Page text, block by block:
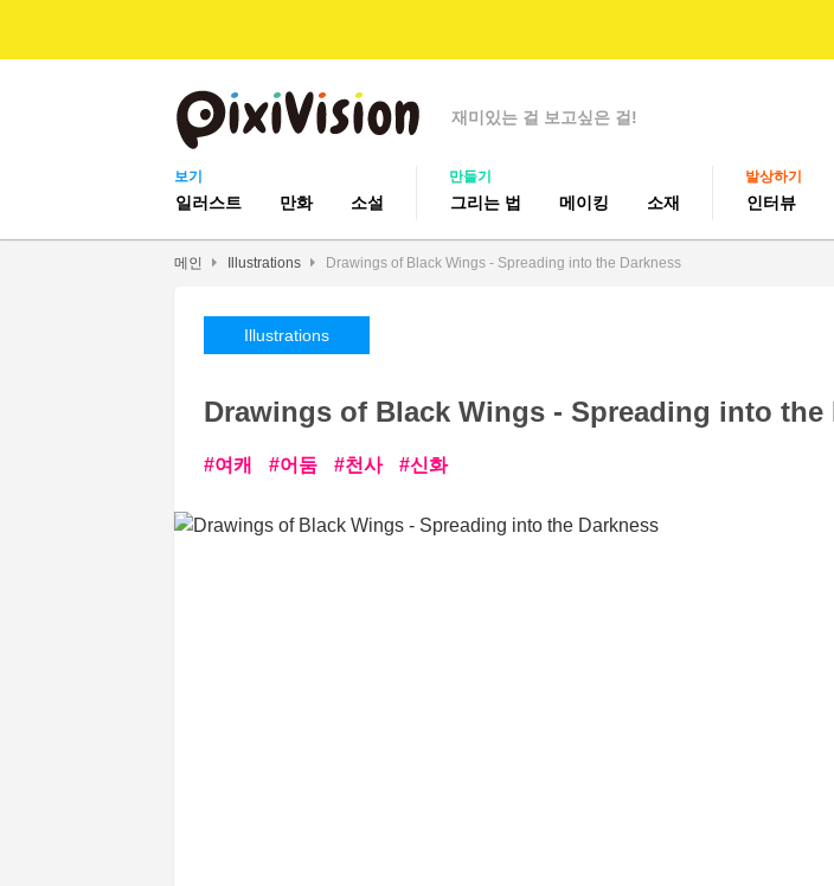
재미있는 걸 보고싶은 걸!
보기
일러스트 만화 소설
만들기
그리는 법 메이킹 소재
발상하기
인터뷰
메인 Illustrations Drawings of Black Wings - Spreading into the Darkness
Illustrations
Drawings of Black Wings - Spreading into the
여캐 어둠 천사 신화